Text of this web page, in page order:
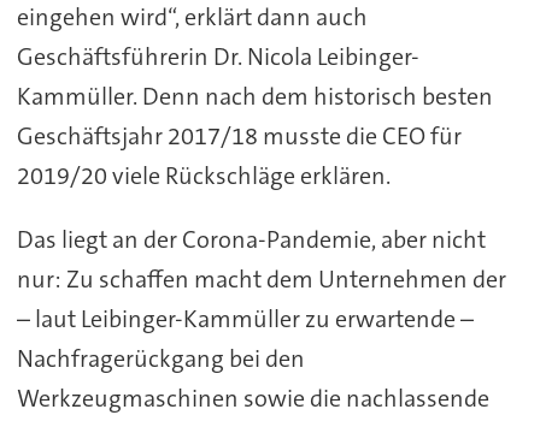
eingehen wird“, erklärt dann auch
Geschäftsführerin Dr. Nicola Leibinger-
Kammüller. Denn nach dem historisch besten
Geschäftsjahr 2017/18 musste die CEO für
2019/20 viele Rückschläge erklären.
Das liegt an der Corona-Pandemie, aber nicht
nur: Zu schaffen macht dem Unternehmen der
– laut Leibinger-Kammüller zu erwartende –
Nachfragerückgang bei den
Werkzeugmaschinen sowie die nachlassende